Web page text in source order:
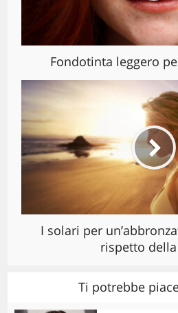
Fondotinta leggero
I solari per
rispetto
Ti potrebbe